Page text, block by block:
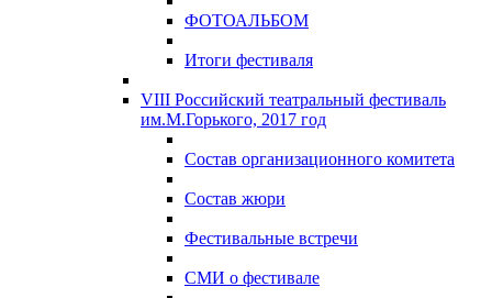
ФОТОАЛЬБОМ
Итоги фестиваля
VIII Российский театральный фестиваль
им.М.Горького, 2017 год
Состав организационного комитета
Состав жюри
Фестивальные встречи
СМИ о фестивале